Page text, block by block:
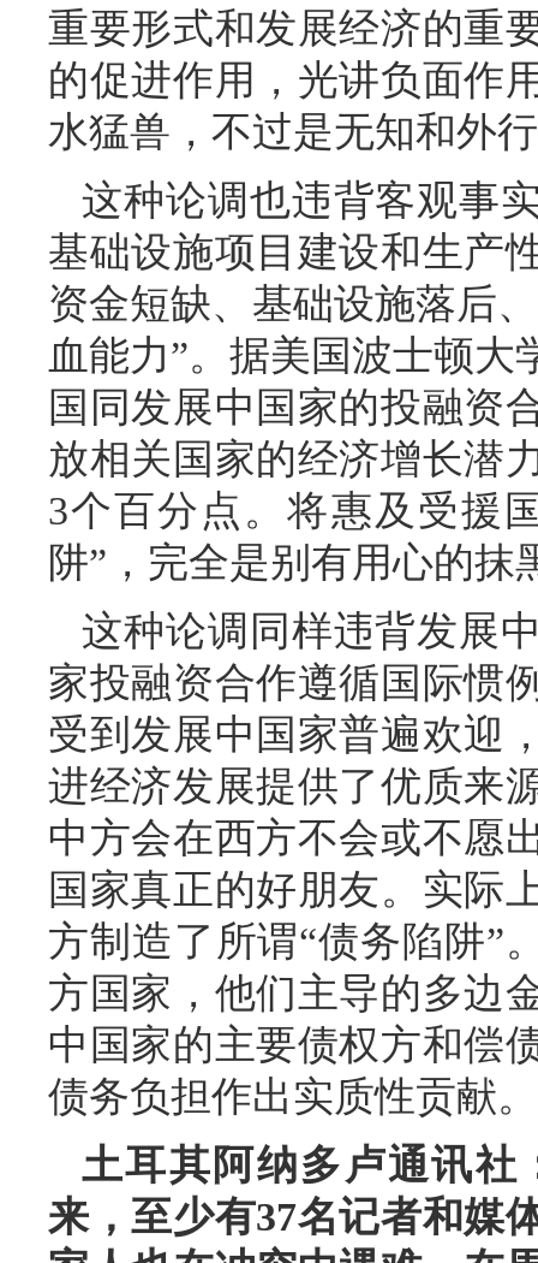
重要形式和发展经济的重
的促进作用，光讲负面作
水猛兽，不过是无知和外
这种论调也违背客观事
基础设施项目建设和生产
资金短缺、基础设施落后
血能力”。据美国波士顿
国同发展中国家的投融资
放相关国家的经济增长潜
3个百分点。将惠及受援
阱”，完全是别有用心的抹
这种论调同样违背发展
家投融资合作遵循国际惯
受到发展中国家普遍欢迎
进经济发展提供了优质来
中方会在西方不会或不愿
国家真正的好朋友。实际
方制造了所谓“债务陷阱”
方国家，他们主导的多边
中国家的主要债权方和偿
债务负担作出实质性贡献。
土耳其阿纳多卢通讯社
来，至少有37名记者和媒